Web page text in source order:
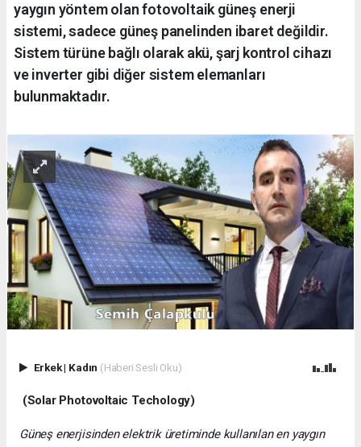
yaygın yöntem olan fotovoltaik güneş enerji
sistemi, sadece güneş panelinden ibaret değildir.
Sistem türüne bağlı olarak akü, şarj kontrol cihazı
ve inverter gibi diğer sistem elemanları
bulunmaktadır.
Erkek| Kadın (Haberi Sesli Oku)
(Solar Photovoltaic Techology)
Güneş enerjisinden elektrik üretiminde kullanılan en yaygın